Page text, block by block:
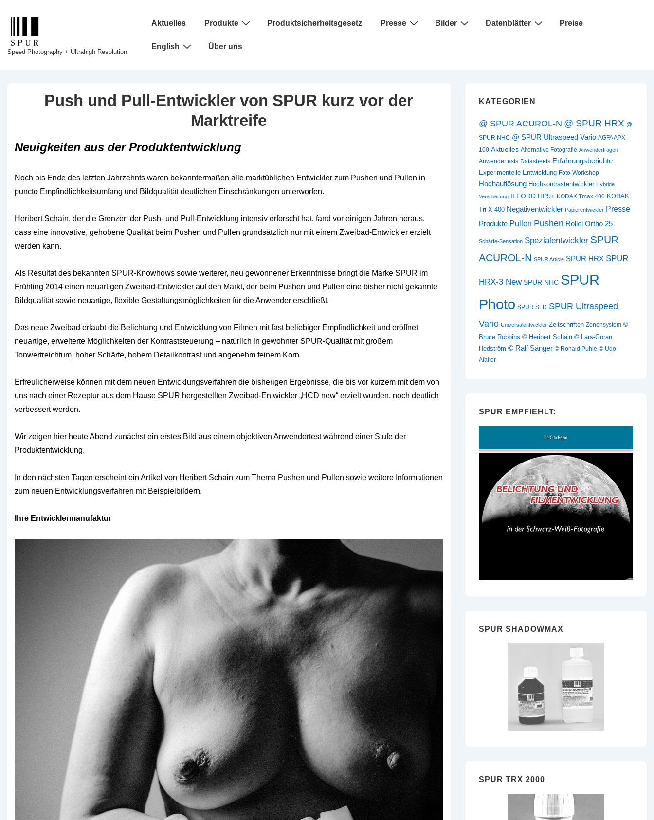
Zum
Speed Photography + Ultrahigh Resolution
Hauptnavigation
Aktuelles Produkte Produktsicherheitsgesetz Presse Bilder Datenblätter Preise
English Über uns
Push und Pull-Entwickler von SPUR kurz vor der
Marktreife
Neuigkeiten aus der Produktentwicklung
Noch bis Ende des letzten Jahrzehnts waren bekanntermaßen alle marktüblichen Entwickler zum Pushen und Pullen in
puncto Empfindlichkeitsumfang und Bildqualitätdeutlichen Einschränkungen unterworfen.
Heribert Schain, der die Grenzen der Push- und Pull-Entwicklung intensiv erforscht hat, fand vor einigen Jahren heraus,
dass eine innovative, gehobene Qualität beim Pushen und Pullen grundsätzlich nur mit einem Zweibad-Entwickler erzielt
werden kann.
Als Resultat des bekannten SPUR-Knowhows sowie weiterer, neu gewonnener Erkenntnisse bringt die Marke SPUR im
Frühling 2014 einen neuartigen Zweibad-Entwickler auf den Markt, der beim Pushen und Pullen eine bisher nicht gekannte
Bildqualität sowie neuartige, flexible Gestaltungsmöglichkeiten für die Anwender erschließt.
Das neue Zweibad erlaubt die Belichtung und Entwicklung von Filmen mit fast beliebiger Empfindlichkeit und eröffnet
neuartige, erweiterte Möglichkeiten der Kontraststeuerung – natürlich in gewohnter SPUR-Qualität mit großem
Tonwertreichtum, hoher Schärfe, hohem Detailkontrast und angenehm feinem Korn.
Erfreulicherweise können mit dem neuen Entwicklungsverfahren die bisherigen Ergebnisse, die bis vor kurzem mit dem von
uns nach einer Rezeptur aus dem Hause SPUR hergestellten Zweibad-Entwickler „HCD new“ erzielt wurden, noch deutlich
verbessert werden.
Wir zeigen hier heute Abend zunächst ein erstes Bild aus einem objektiven Anwendertest während einer Stufe der
Produktentwicklung.
In den nächsten Tagen erscheint ein Artikel von Heribert Schain zum Thema Pushen und Pullen sowie weitere Informationen
zum neuen Entwicklungsverfahren mit Beispielbildern.
Ihre Entwicklermanufaktur
KATEGORIEN
@ SPUR ACUROL-N @ SPUR HRX @
SPUR NHC @ SPUR Ultraspeed Vario AGFA APX
100 Aktuelles Alternative Fotografie Anwenderfragen
Anwendertests Datasheets Erfahrungsberichte
Experimentelle Entwicklung Foto-Workshop
Hochauflösung Hochkontrastentwickler Hybride
Verarbeitung ILFORD HP5+ KODAK Tmax 400 KODAK
Tri-X 400 Negativentwickler Papierentwickler Presse
Produkte Pullen Pushen Rollei Ortho 25
Schärfe-Sensation Spezialentwickler SPUR
ACUROL-N SPUR Article SPUR HRX SPUR
HRX-3 New SPUR NHC SPUR
Photo SPUR SLD SPUR Ultraspeed
Vario Universalentwickler Zeitschriften Zonensystem ©
Bruce Robbins © Heribert Schain © Lars-Göran
Hedström © Ralf Sänger © Ronald Puhle © Udo
Afalter
SPUR EMPFIEHLT:
SPUR SHADOWMAX
SPUR TRX 2000